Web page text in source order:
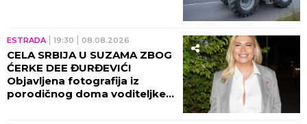
ESTRADA 19:30 08.08.2026
CELA SRBIJA U SUZAMA ZBOG
ĆERKE DEE ĐURĐEVIĆ!
Objavljena fotografija iz
porodičnog doma voditeljke,